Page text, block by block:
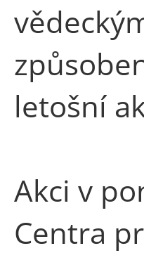
letošní
Akci v
Centra